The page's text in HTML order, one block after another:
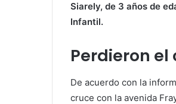
Siarely, de 3 años de
Infantil.
Perdieron
De acuerdo con la
cruce con la avenida